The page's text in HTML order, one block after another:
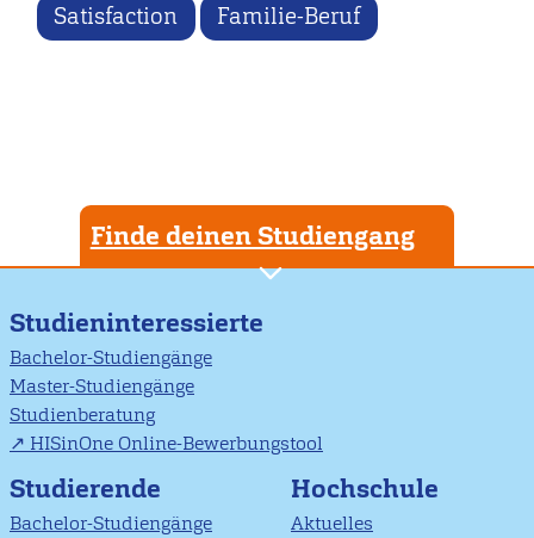
Satisfaction Familie-Beruf
Finde deinen Studiengang
Studieninteressierte
Bachelor-Studiengänge
Master-Studiengänge
Studienberatung
HISinOne Online-Bewerbungstool
Studierende
Bachelor-Studiengänge
Hochschule
Aktuelles